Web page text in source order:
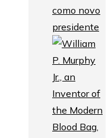
como novo
presidente